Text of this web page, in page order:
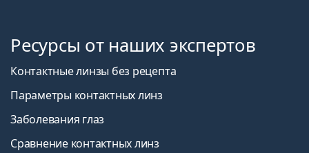
Ресурсы от наших экспертов
Контактные линзы без рецепта
Параметры контактных линз
Заболевания глаз
Сравнение контактных линз